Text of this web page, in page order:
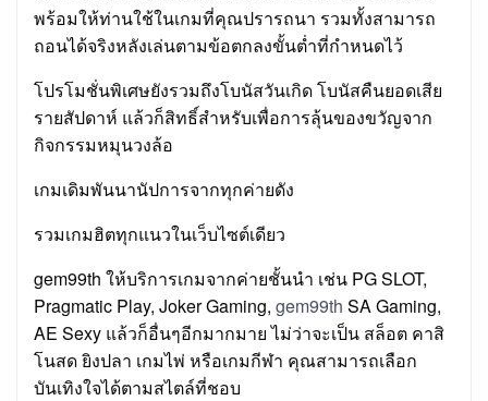
พร้อมให้ท่านใช้ในเกมที่คุณปรารถนา รวมทั้งสามารถ
ถอนได้จริงหลังเล่นตามข้อตกลงขั้นต่ำที่กำหนดไว้
โปรโมชั่นพิเศษยังรวมถึงโบนัสวันเกิด โบนัสคืนยอดเสีย
รายสัปดาห์ แล้วก็สิทธิ์สำหรับเพื่อการลุ้นของขวัญจาก
กิจกรรมหมุนวงล้อ
เกมเดิมพันนานัปการจากทุกค่ายดัง
รวมเกมฮิตทุกแนวในเว็บไซต์เดียว
gem99th ให้บริการเกมจากค่ายชั้นนำ เช่น PG SLOT,
Pragmatic Play, Joker Gaming, gem99th SA Gaming,
AE Sexy แล้วก็อื่นๆอีกมากมาย ไม่ว่าจะเป็น สล็อต คาสิ
โนสด ยิงปลา เกมไพ่ หรือเกมกีฬา คุณสามารถเลือก
บันเทิงใจได้ตามสไตล์ที่ชอบ